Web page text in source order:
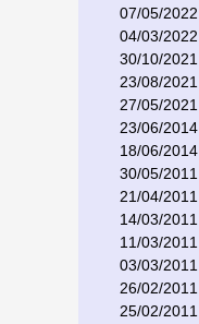
07/05/2022
04/03/2022
30/10/2021
23/08/2021
27/05/2021
23/06/2014
18/06/2014
30/05/2011
21/04/2011
14/03/2011
11/03/2011
03/03/2011
26/02/2011
25/02/2011